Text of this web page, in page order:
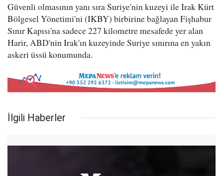
Güvenli olmasının yanı sıra Suriye'nin kuzeyi ile Irak Kürt
Bölgesel Yönetimi'ni (IKBY) birbirine bağlayan Fişhabur
Sınır Kapısı'na sadece 227 kilometre mesafede yer alan
Harir, ABD'nin Irak'ın kuzeyinde Suriye sınırına en yakın
askeri üssü konumunda.
İlgili Haberler